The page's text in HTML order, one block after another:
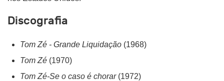
Discografia
Tom Zé - Grande Liquidação (1968)
Tom Zé (1970)
Tom Zé-Se o caso é chorar(1972)